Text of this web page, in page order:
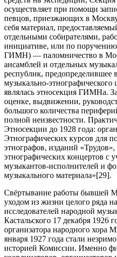
осуществляет при помощи
певцов, приезжающих в
себя материал,
отдельными собирателями,
инициативе, или по
ГИМН) — паломничество в
ансамблей и отдельных
республик, предопределившее
музыкально-этнографического
являлась этносекция ГИМНа.
оценке, выдвижении,
большого количества
полной неизвестности.
Этносекции до 1928 года:
Этнографических курсов для
этнографов, изданий
этнографических концертов с
музыкантов-исполнителей и
музыкального материала»[29].
Свёртывание работы бывшей
уходом из жизни целого ряда
исследователей народной
Кастальского 17 декабря 1926
организатора народного хора
января 1927 года стали
историей Комиссии. Именно